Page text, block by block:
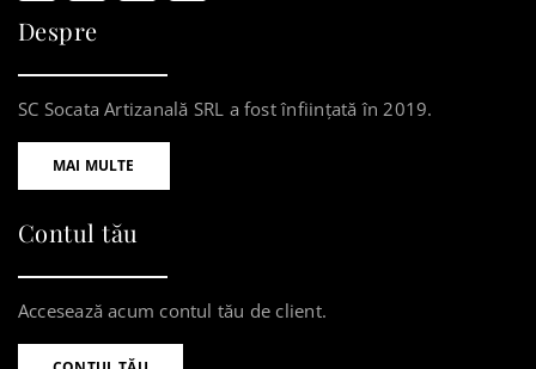
Despre
SC Socata Artizanală SRL a fost înființată în 2019.
MAI MULTE
Contul tău
Accesează acum contul tău de client.